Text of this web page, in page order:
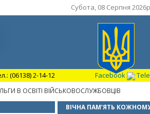
Субота, 08 Серпня
(06138) 2-14-12 Facebook
В ОСВІТІ ВІЙСЬКОВОСЛУЖБОВЦІВ
ВІЧНА ПАМ’ЯТЬ